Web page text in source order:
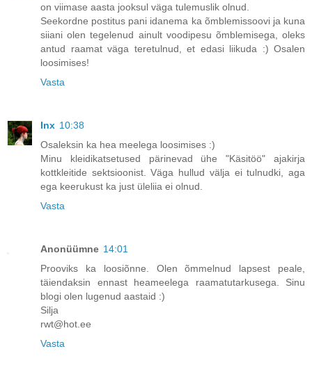
on viimase aasta jooksul väga tulemuslik olnud.
Seekordne postitus pani idanema ka õmblemissoovi ja kuna
siiani olen tegelenud ainult voodipesu õmblemisega, oleks
antud raamat väga teretulnud, et edasi liikuda :) Osalen
loosimises!
Vasta
Inx 10:38
Osaleksin ka hea meelega loosimises :)
Minu kleidikatsetused pärinevad ühe "Käsitöö" ajakirja
kottkleitide sektsioonist. Väga hullud välja ei tulnudki, aga
ega keerukust ka just üleliia ei olnud.
Vasta
Anonüümne 14:01
Prooviks ka loosiõnne. Olen õmmelnud lapsest peale,
täiendaksin ennast heameelega raamatutarkusega. Sinu
blogi olen lugenud aastaid :)
Silja
rwt@hot.ee
Vasta